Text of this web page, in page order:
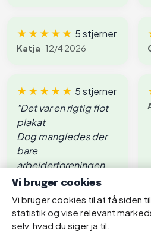
★★★★★ 5 stjerner
Katja · 12/4 2026
★★★★★ 5 stjerner
"Det var en rigtig flot
plakat
Dog mangledes der
bare
arbejderforeningen ,
men den er
Kristian· 11/4 2026
Vi bruger cookies
Vi bruger cookies til at få siden
statistik og vise relevant
selv, hvad du siger ja til.